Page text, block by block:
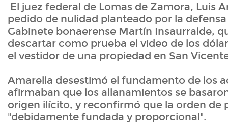
El juez federal de Lomas de Zamora, Luis
pedido de nulidad planteado por la
Gabinete bonaerense Martín Insaurralde,
descartar como prueba el video de los
el vestidor de una propiedad en San
Amarella desestimó el fundamento de los
afirmaban que los allanamientos se
origen ilícito, y reconfirmó que la orden de
"debidamente fundada y proporcional".